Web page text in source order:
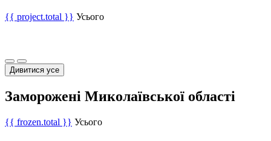
{{ project.total }} Усього
Дивитися усе
Заморожені Миколаївської області
{{ frozen.total }} Усього